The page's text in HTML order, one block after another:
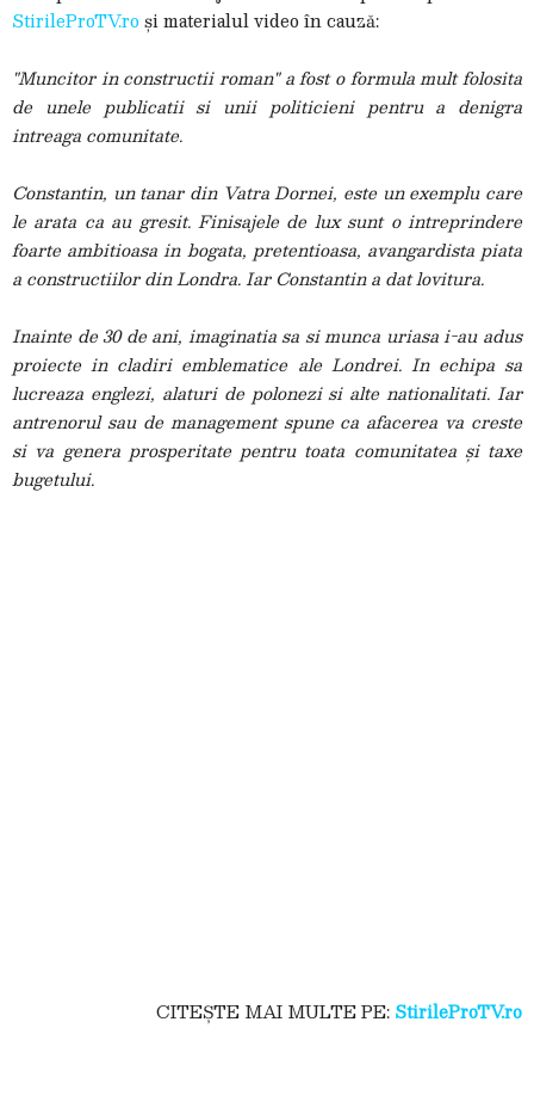
StirileProTV.roși materialul video în cauză:
"Muncitor in constructii roman" a fost o formula mult folosita
de unele publicatii si unii politicieni pentru a denigra
intreaga comunitate.
Constantin, un tanar din Vatra Dornei, este un exemplu care
le arata ca au gresit. Finisajele de lux sunt o intreprindere
foarte ambitioasa in bogata, pretentioasa, avangardista piata
a constructiilor din Londra. Iar Constantin a dat lovitura.
Inainte de 30 de ani, imaginatia sa si munca uriasa i-au adus
proiecte in cladiri emblematice ale Londrei. In echipa sa
lucreaza englezi, alaturi de polonezi si alte nationalitati. Iar
antrenorul sau de management spune ca afacerea va creste
si va genera prosperitate pentru toata comunitatea și taxe
bugetului.
CITEȘTE MAI MULTE PE: StirileProTV.ro